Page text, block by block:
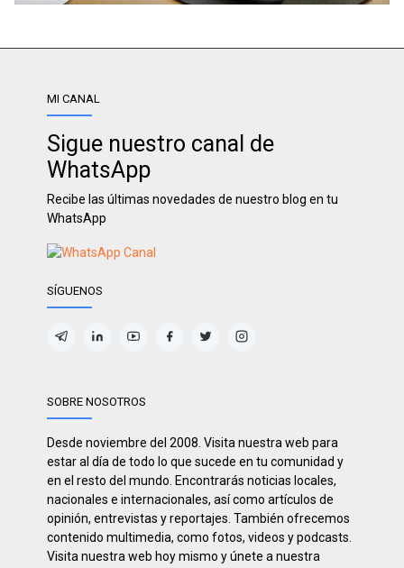
MI CANAL
Sigue nuestro canal de
WhatsApp
Recibe las últimas novedades de nuestro blog en tu
WhatsApp
SÍGUENOS
SOBRE NOSOTROS
Desde noviembre del 2008. Visita nuestra web para
estar al día de todo lo que sucede en tu comunidad y
en el resto del mundo. Encontrarás noticias locales,
nacionales e internacionales, así como artículos de
opinión, entrevistas y reportajes. También ofrecemos
contenido multimedia, como fotos, videos y podcasts.
Visita nuestra web hoy mismo y únete a nuestra